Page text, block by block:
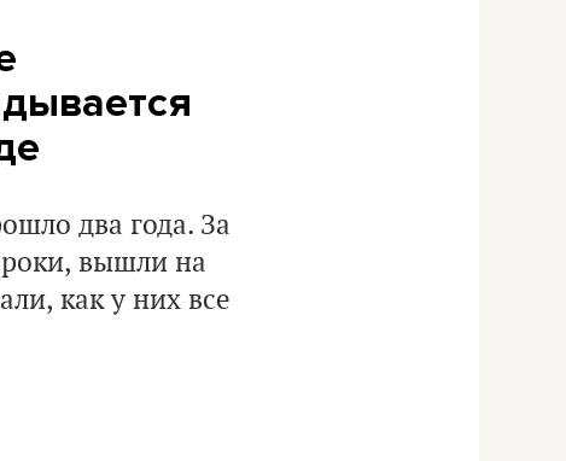
два года. За
вышли на
как у них все